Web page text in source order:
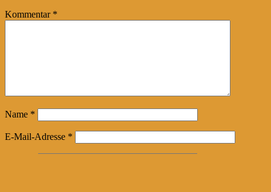
Kommentar *
Name *
E-Mail-Adresse *